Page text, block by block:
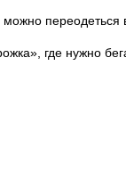
где нужно